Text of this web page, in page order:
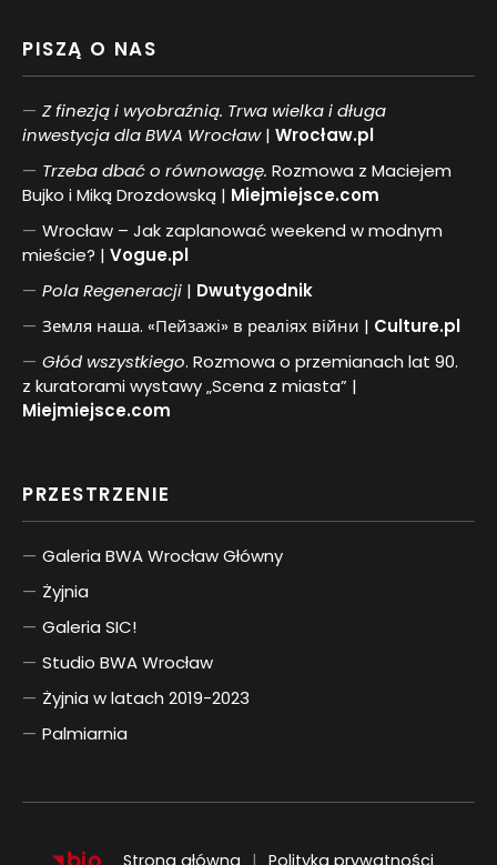
PISZĄ O NAS
Z finezją i wyobraźnią. Trwa wielka i długa
inwestycja dla BWA Wrocław| Wrocław.pl
Trzeba dbać o równowagę. Rozmowa z Maciejem
Bujko i Miką Drozdowską | Miejmiejsce.com
Wrocław – Jak zaplanować weekend w modnym
mieście? | Vogue.pl
PolaRegeneracji | Dwutygodnik
Земля наша. «Пейзажі» в реаліях війни | Culture.pl
Głód wszystkiego. Rozmowa o przemianach lat 90.
z kuratorami wystawy „Scena z miasta” |
Miejmiejsce.com
PRZESTRZENIE
Galeria BWA Wrocław Główny
Żyjnia
Galeria SIC!
Studio BWA Wrocław
Żyjnia w latach 2019-2023
Palmiarnia
Strona główna Polityka prywatności